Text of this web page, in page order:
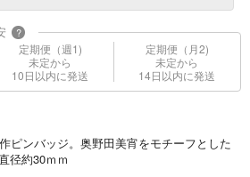
?
定期便（週1)
未定から
10日以内に発送
定期便（月2)
未定から
14日以内に発送
ピンバッジ。奥野田美宵をモチーフとした
径約30ｍｍ